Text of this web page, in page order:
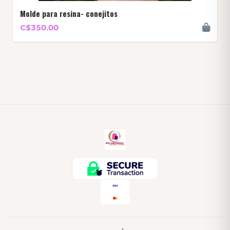
Molde para resina- conejitos
C$350.00